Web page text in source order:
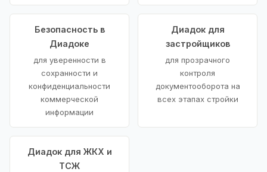
Безопасность в
Диадоке
для уверенности в
сохранности и
конфиденциальности
коммерческой
информации
Диадок для
застройщиков
для прозрачного
контроля
документооборота на
всех этапах стройки
Диадок для ЖКХ и
ТСЖ